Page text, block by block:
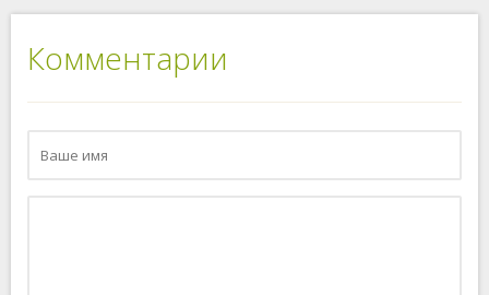
Комментарии